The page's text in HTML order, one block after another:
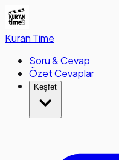
Kuran Time
Soru & Cevap
Özet Cevaplar
Keşfet